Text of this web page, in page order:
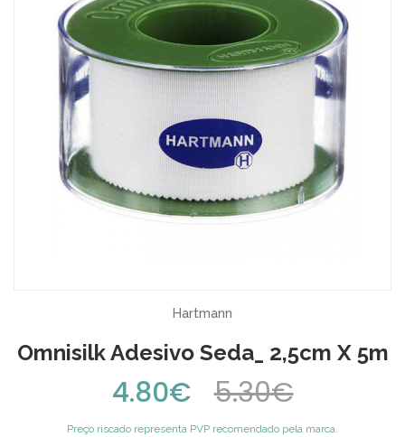
Hartmann
Omnisilk Adesivo Seda_ 2,5cm X 5m
4.80€ 5.30€
Preço riscado representa PVP recomendado pela marca.